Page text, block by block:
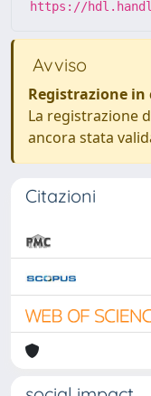
https://
Avviso
Registrazione in
La registrazione
ancora stata
Citazioni